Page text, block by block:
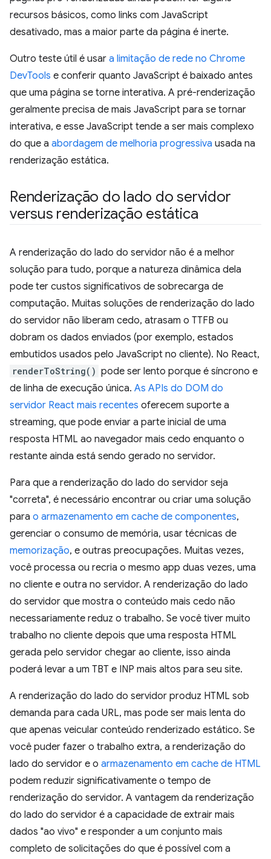
recursos básicos, como links com JavaScript
desativado, mas a maior parte da página é inerte.
Outro teste útil é usar a limitação de rede no Chrome
DevTools e conferir quanto JavaScript é baixado antes
que uma página se torne interativa. A pré-renderização
geralmente precisa de mais JavaScript para se tornar
interativa, e esse JavaScript tende a ser mais complexo
do que a abordagem de melhoria progressiva usada na
renderização estática.
Renderização do lado do servidor
versus renderização estática
A renderização do lado do servidor não é a melhor
solução para tudo, porque a natureza dinâmica dela
pode ter custos significativos de sobrecarga de
computação. Muitas soluções de renderização do lado
do servidor não liberam cedo, atrasam o TTFB ou
dobram os dados enviados (por exemplo, estados
embutidos usados pelo JavaScript no cliente). No React,
renderToString() pode ser lento porque é síncrono e
de linha de execução única. As APIs do DOM do
servidor React mais recentes oferecem suporte a
streaming, que pode enviar a parte inicial de uma
resposta HTML ao navegador mais cedo enquanto o
restante ainda está sendo gerado no servidor.
Para que a renderização do lado do servidor seja
"correta", é necessário encontrar ou criar uma solução
para o armazenamento em cache de componentes,
gerenciar o consumo de memória, usar técnicas de
memorização, e outras preocupações. Muitas vezes,
você processa ou recria o mesmo app duas vezes, uma
no cliente e outra no servidor. A renderização do lado
do servidor que mostra o conteúdo mais cedo não
necessariamente reduz o trabalho. Se você tiver muito
trabalho no cliente depois que uma resposta HTML
gerada pelo servidor chegar ao cliente, isso ainda
poderá levar a um TBT e INP mais altos para seu site.
A renderização do lado do servidor produz HTML sob
demanda para cada URL, mas pode ser mais lenta do
que apenas veicular conteúdo renderizado estático. Se
você puder fazer o trabalho extra, a renderização do
lado do servidor e o armazenamento em cache de HTML
podem reduzir significativamente o tempo de
renderização do servidor. A vantagem da renderização
do lado do servidor é a capacidade de extrair mais
dados "ao vivo" e responder a um conjunto mais
completo de solicitações do que é possível com a